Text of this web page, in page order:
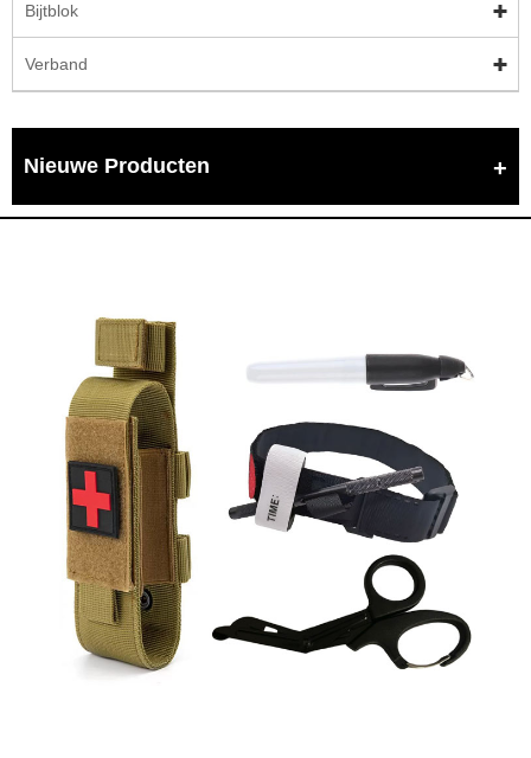
Bijtblok
Verband
Nieuwe Producten